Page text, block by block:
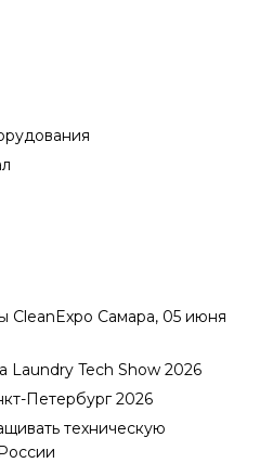
CleanExpo Самара, 05 июня
Laundry Tech Show 2026
Петербург 2026
техническую